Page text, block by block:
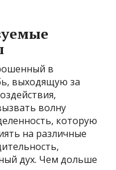
в
выходящую за
волну
которую
на различные
дух. Чем дольше